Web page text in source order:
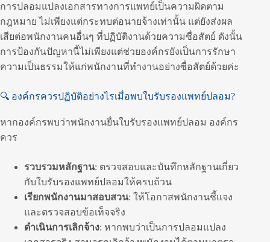
การปลอมแปลงเอกสารทางการแพทย์เป็นความผิดตาม
กฎหมาย ไม่เพียงแต่กระทบต่อนายจ้างเท่านั้น แต่ยังส่งผล
เสียต่อพนักงานคนอื่นๆ ที่ปฏิบัติงานด้วยความซื่อสัตย์ ดังนั้น
การป้องกันปัญหานี้ไม่เพียงแต่ช่วยองค์กรยังเป็นการรักษา
ความเป็นธรรมให้แก่พนักงานที่ทำงานอย่างซื่อสัตย์ด้วยค่ะ
🔍 องค์กรควรปฏิบัติอย่างไรเมื่อพบใบรับรองแพทย์ปลอม?
หากองค์กรพบว่าพนักงานยื่นใบรับรองแพทย์ปลอม องค์กร
ควร
รวบรวมหลักฐาน: ตรวจสอบและบันทึกหลักฐานเกี่ยว
กับใบรับรองแพทย์ปลอมให้ครบถ้วน
เรียกพนักงานมาสอบสวน: ให้โอกาสพนักงานชี้แจง
และตรวจสอบข้อเท็จจริง
ดำเนินการเลิกจ้าง: หากพบว่าเป็นการปลอมแปลง